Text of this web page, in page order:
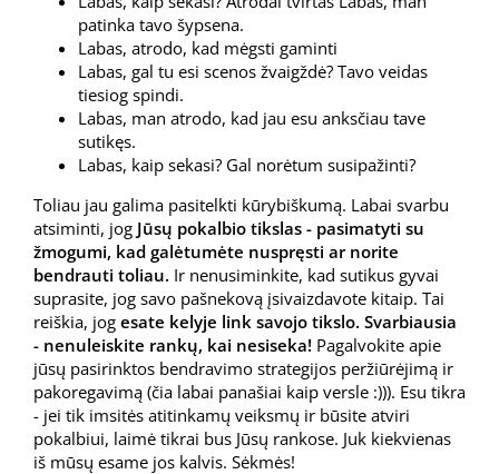
patinka tavo šypsena.
Labas, atrodo, kad mėgsti gaminti
Labas, gal tu esi scenos žvaigždė? Tavo veidas
tiesiog spindi.
Labas, man atrodo, kad jau esu anksčiau tave
sutikęs.
Labas, kaip sekasi? Gal norėtum susipažinti?
Toliau jau galima pasitelkti kūrybiškumą. Labai svarbu
atsiminti, jog Jūsų pokalbio tikslas - pasimatyti su
žmogumi, kad galėtumėte nuspręsti ar norite
bendrauti toliau. Ir nenusiminkite, kad sutikus gyvai
suprasite, jog savo pašnekovą įsivaizdavote kitaip. Tai
reiškia, jog esate kelyje link savojo tikslo. Svarbiausia
- nenuleiskite rankų, kai nesiseka! Pagalvokite apie
jūsų pasirinktos bendravimo strategijos peržiūrėjimą ir
pakoregavimą (čia labai panašiai kaip versle :))). Esu tikra
- jei tik imsitės atitinkamų veiksmų ir būsite atviri
pokalbiui, laimė tikrai bus Jūsų rankose. Juk kiekvienas
iš mūsų esame jos kalvis. Sėkmės!